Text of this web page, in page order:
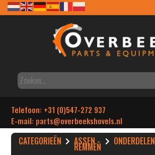
Telefoon: +31 (0)547-272 937
E-mail: parts@overbeekshovels.nl
CATEGORIEËN ASSEN -
REMMEN ONDERDELEN